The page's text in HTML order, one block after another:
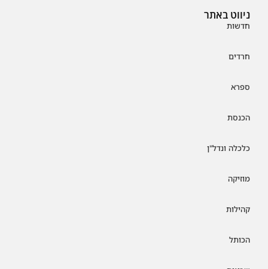
ניווט באתר
חדשות
חרדים
ספרא
הכנסת
כלכלה ונדל"ן
מוזיקה
קהילות
הכותל